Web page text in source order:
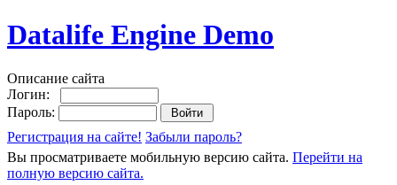
Datalife Engine Demo
Описание сайта
Логин:
Пароль:
Регистрация на сайте! Забыли пароль?
Вы просматриваете мобильную версию сайта. Перейти на
полную версию сайта.